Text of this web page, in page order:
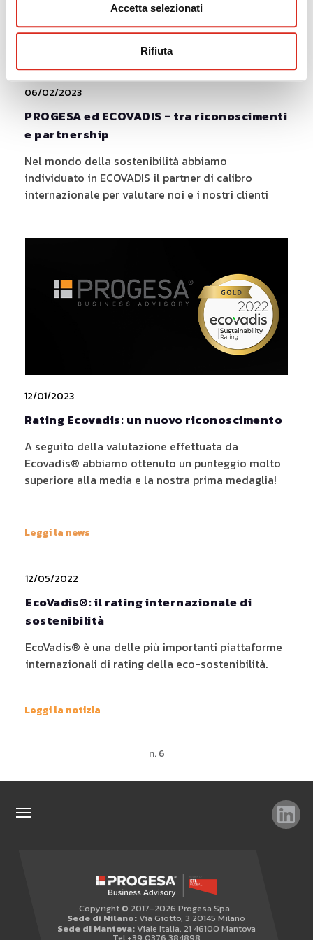
Accetta selezionati
Rifiuta
06/02/2023
PROGESA ed ECOVADIS - tra riconoscimenti
e partnership
Nel mondo della sostenibilità abbiamo
individuato in ECOVADIS il partner di calibro
internazionale per valutare noi e i nostri clienti
12/01/2023
Rating Ecovadis: un nuovo riconoscimento
A seguito della valutazione effettuata da
Ecovadis® abbiamo ottenuto un punteggio molto
superiore alla media e la nostra prima medaglia!
Leggi la news
12/05/2022
EcoVadis®: il rating internazionale di
sostenibilità
EcoVadis® è una delle più importanti piattaforme
internazionali di rating della eco-sostenibilità.
Leggi la notizia
n. 6
AREA RISERVATA
WHISTLEBLOWING
Copyright © 2017-2026 Progesa Spa
Sede di Milano:Via Giotto, 3 20145 Milano
Sede di Mantova:Viale Italia, 21 46100 Mantova